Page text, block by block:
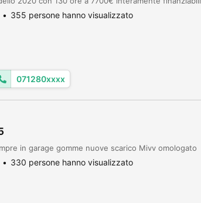
355 persone hanno visualizzato
071280xxxx
in garage gomme nuove scarico Mivv omologato
330 persone hanno visualizzato